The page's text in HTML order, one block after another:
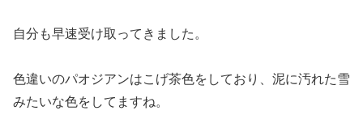
自分も早速受け取ってきました。
色違いのパオジアンはこげ茶色をしており、泥に汚れた雪
みたいな色をしてますね。